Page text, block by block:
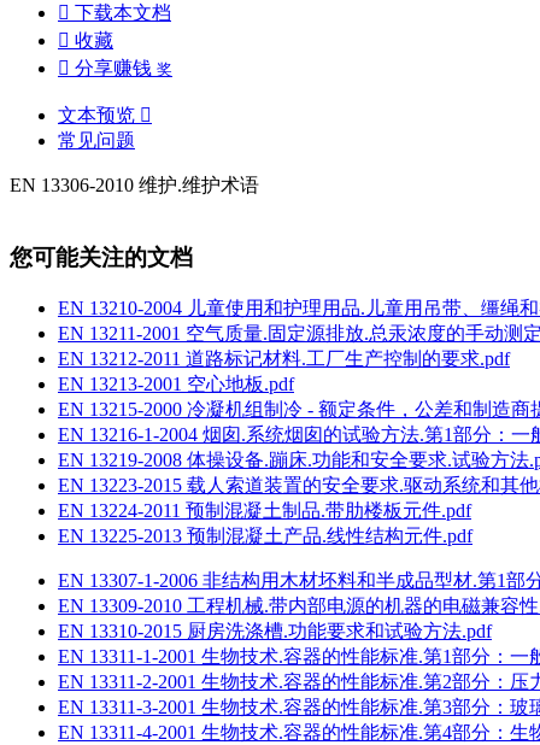
 下载本文档
 收藏
 分享赚钱 奖
文本预览 
常见问题
EN 13306-2010 维护.维护术语
您可能关注的文档
EN 13210-2004 儿童使用和护理用品.儿童用吊带、缰绳
EN 13211-2001 空气质量.固定源排放.总汞浓度的手动测
EN 13212-2011 道路标记材料.工厂生产控制的要求.pdf
EN 13213-2001 空心地板.pdf
EN 13215-2000 冷凝机组制冷 - 额定条件，公差和制造商
EN 13216-1-2004 烟囱.系统烟囱的试验方法.第1部分：一
EN 13219-2008 体操设备.蹦床.功能和安全要求.试验方法
EN 13223-2015 载人索道装置的安全要求.驱动系统和其
EN 13224-2011 预制混凝土制品.带肋楼板元件.pdf
EN 13225-2013 预制混凝土产品.线性结构元件.pdf
EN 13307-1-2006 非结构用木材坯料和半成品型材.第1部
EN 13309-2010 工程机械.带内部电源的机器的电磁兼容
EN 13310-2015 厨房洗涤槽.功能要求和试验方法.pdf
EN 13311-1-2001 生物技术.容器的性能标准.第1部分：一
EN 13311-2-2001 生物技术.容器的性能标准.第2部分：压
EN 13311-3-2001 生物技术.容器的性能标准.第3部分：玻
EN 13311-4-2001 生物技术.容器的性能标准.第4部分：生